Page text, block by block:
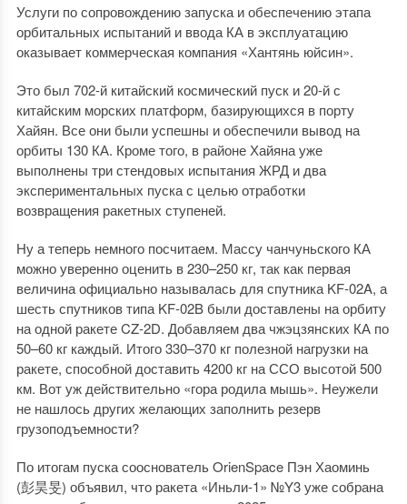
Услуги по сопровождению запуска и обеспечению этапа
орбитальных испытаний и ввода КА в эксплуатацию
оказывает коммерческая компания «Хантянь юйсин».
Это был 702-й китайский космический пуск и 20-й с
китайским морских платформ, базирующихся в порту
Хайян. Все они были успешны и обеспечили вывод на
орбиты 130 КА. Кроме того, в районе Хайяна уже
выполнены три стендовых испытания ЖРД и два
экспериментальных пуска с целью отработки
возвращения ракетных ступеней.
Ну а теперь немного посчитаем. Массу чанчуньского КА
можно уверенно оценить в 230–250 кг, так как первая
величина официально называлась для спутника KF-02A, а
шесть спутников типа KF-02B были доставлены на орбиту
на одной ракете CZ-2D. Добавляем два чжэцзянских КА по
50–60 кг каждый. Итого 330–370 кг полезной нагрузки на
ракете, способной доставить 4200 кг на ССО высотой 500
км. Вот уж действительно «гора родила мышь». Неужели
не нашлось других желающих заполнить резерв
грузоподъемности?
По итогам пуска сооснователь OrienSpace Пэн Хаоминь
(彭昊旻) объявил, что ракета «Иньли-1» №Y3 уже собрана